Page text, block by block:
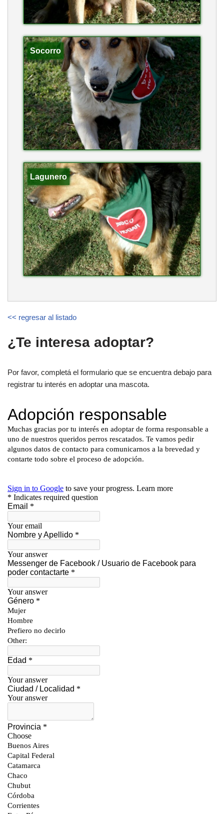
Socorro
Lagunero
<< regresar al listado
¿Te interesa adoptar?
Por favor, completá el formulario que se encuentra debajo para
registrar tu interés en adoptar una mascota.